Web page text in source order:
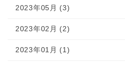
2023年05月 (3)
2023年02月 (2)
2023年01月 (1)